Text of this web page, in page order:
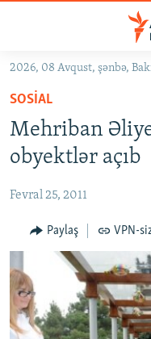
Əsas
qayıt
Əsas
naviqasiyaya
qayıt
Axtarışa
GÜNDƏM
#İZAHLA
KORRUPSIOMETR
#ƏSLINDƏ
FƏRQƏ BAX
QANUNI DOĞRU
ARAŞDIRMA
MULTIMEDIA
VIDEO
RADIO ARXIV
2026, 08 Avqust, şənbə,
SOSIAL
Mehriban
obyektlər açıb
Fevral 25, 2011
Paylaş VPN-